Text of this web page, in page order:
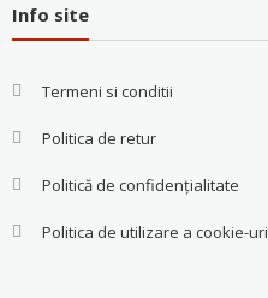
Info site
Termeni si conditii
Politica de retur
Politică de confidențialitate
Politica de utilizare a cookie-